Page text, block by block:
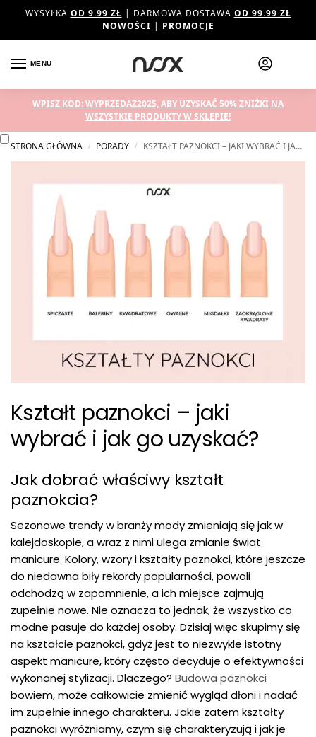
WYSYŁKA OD 9.99 ZŁ | DARMOWA DOSTAWA OD 99.99 ZŁ
NOWOŚCI | PROMOCJE
MENU
WPISZ KOD: WYPRZEDAZ2025, ABY UZYSKAĆ 50% ZNIŻKI NA
WSZYSTKIE PRODUKTY W SKLEPIE!
STRONA GŁÓWNA / PORADY / KSZTAŁT PAZNOKCI – JAKI WYBRAĆ I JAK GO UZYSKAĆ?
Kształt paznokci – jaki
wybrać i jak go uzyskać?
Jak dobrać właściwy kształt
paznokcia?
Sezonowe trendy w branży mody zmieniają się jak w
kalejdoskopie, a wraz z nimi ulega zmianie świat
manicure. Kolory, wzory i kształty paznokci, które jeszcze
do niedawna biły rekordy popularności, powoli
odchodzą w zapomnienie, a ich miejsce zajmują
zupełnie nowe. Nie oznacza to jednak, że wszystko co
modne pasuje do każdej osoby. Dzisiaj więc skupimy się
na kształcie paznokci, gdyż jest to niezwykle istotny
aspekt manicure, który często decyduje o efektywności
wykonanej stylizacji. Dlaczego? Budowa paznokci
bowiem, może całkowicie zmienić wygląd dłoni i nadać
im zupełnie innego charakteru. Jakie zatem kształty
paznokci wyróżniamy, czym się charakteryzują i jak je